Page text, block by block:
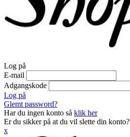
Log på
E-mail
Adgangskode
Log på
Glemt password?
Har du ingen konto så klik her
Er du sikker på at du vil slette din konto?
x